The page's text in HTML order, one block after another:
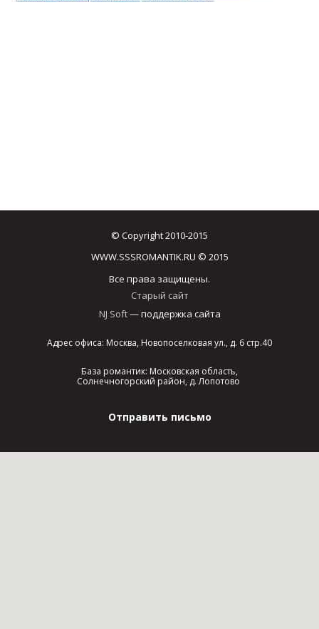
© Copyright 2010-2015
WWW.SSSROMANTIK.RU © 2015
Все права защищены.
Старый сайт
NJ Soft— поддержка сайта
Адрес офиса: Москва, Новопоселковая ул., д. 6 стр.40
База романтик: Московская область,
Солнечногорский район, д. Лопотово
Отправить письмо